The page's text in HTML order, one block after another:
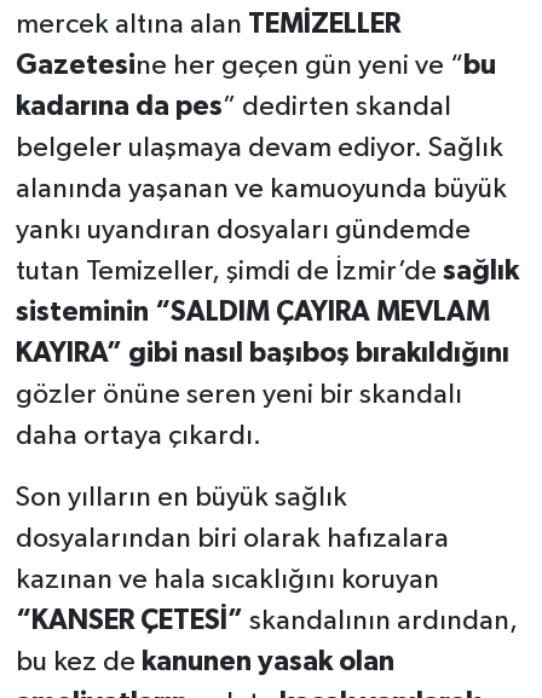
mercek altına alan TEMİZELLER
Gazetesine her geçen gün yeni ve “ bu
kadarına da pes” dedirten skandal
belgeler ulaşmaya devam ediyor. Sağlık
alanında yaşanan ve kamuoyunda büyük
yankı uyandıran dosyaları gündemde
tutan Temizeller, şimdi de İzmir’de sağlık
sisteminin “SALDIM ÇAYIRA MEVLAM
KAYIRA” gibi nasıl başıboş bırakıldığını
gözler önüne seren yeni bir skandalı
daha ortaya çıkardı.
Son yılların en büyük sağlık
dosyalarından biri olarak hafızalara
kazınan ve hala sıcaklığını koruyan
“KANSER ÇETESİ” skandalının ardından,
bu kez de kanunen yasak olan